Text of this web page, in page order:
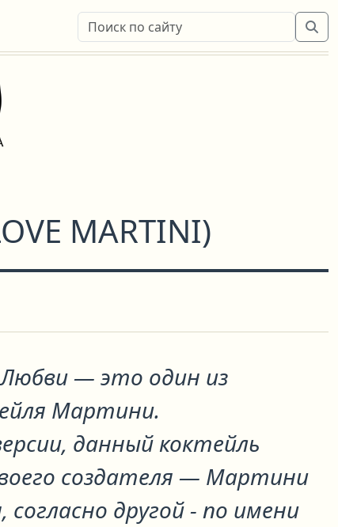
MARTINI)
— это один из
Мартини.
данный коктейль
создателя — Мартини
согласно другой - по имени